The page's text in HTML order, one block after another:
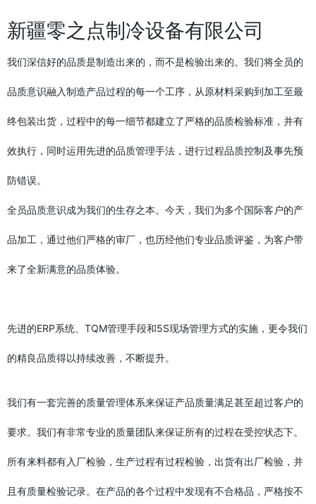
新疆零之点制冷设备有限公司
我们深信好的品质是制造出来的，而不是检验出来的。我们将全员的
品质意识融入制造产品过程的每一个工序，从原材料采购到加工至最
终包装出货，过程中的每一细节都建立了严格的品质检验标准，并有
效执行，同时运用先进的品质管理手法，进行过程品质控制及事先预
防错误。
全员品质意识成为我们的生存之本。今天，我们为多个国际客户的产
品加工，通过他们严格的审厂，也历经他们专业品质评鉴，为客户带
来了全新满意的品质体验。
先进的ERP系统、TQM管理手段和5S现场管理方式的实施，更令我们
的精良品质得以持续改善，不断提升。
我们有一套完善的质量管理体系来保证产品质量满足甚至超过客户的
要求。我们有非常专业的质量团队来保证所有的过程在受控状态下。
所有来料都有入厂检验，生产过程有过程检验，出货有出厂检验，并
且有质量检验记录。在产品的各个过程中发现有不合格品，严格按不